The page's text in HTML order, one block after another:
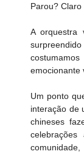
Parou? Claro
A
emocionante
Um ponto
interação de
chineses